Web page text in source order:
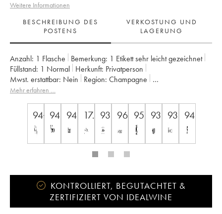
Weitere Informationen
BESCHREIBUNG DES
POSTENS
VERKOSTUNG UND
LAGERUNG
Anzahl: 1 Flasche Bemerkung: 1 Etikett sehr leicht gezeichnet
Füllstand: 1 Normal Herkunft:
privatperson
Mwst. erstattbar:
nein Region:
Champagne
Appellation:
Champagne
Mehr erfahren …
94+ 94 94 17.5 93 96 95 93 93 94
KONTROLLIERT, BEGUTACHTET &
ZERTIFIZIERT VON IDEALWINE